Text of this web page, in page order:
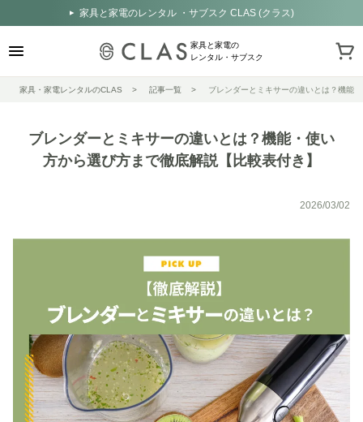
家具と家電のレンタル ・サブスク CLAS (クラス)
家具と家電の
レンタル・サブスク
家具・家電レンタルのCLAS 記事一覧 ブレンダーとミキサーの違いとは？機能
ブレンダーとミキサーの違いとは？機能・使い
方から選び方まで徹底解説【比較表付き】
2026/03/02